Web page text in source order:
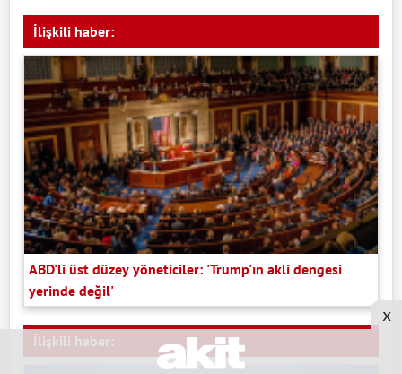
İlişkili haber:
ABD'li üst düzey yöneticiler: 'Trump'ın akli dengesi
yerinde değil'
İlişkili haber:
x